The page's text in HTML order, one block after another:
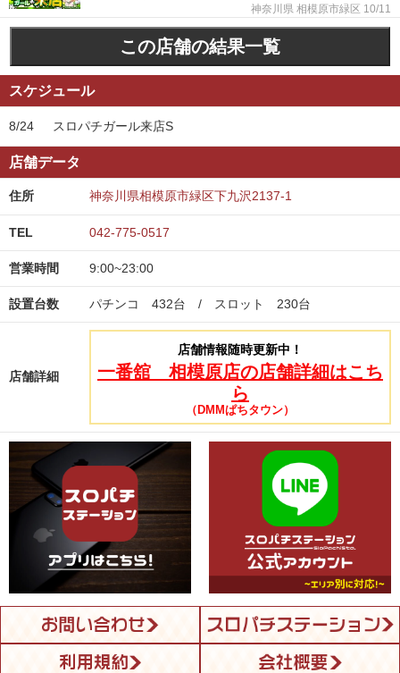
神奈川県 相模原市緑区 10/11
この店舗の結果一覧
スケジュール
8/24 スロパチガール来店S
店舗データ
住所 神奈川県相模原市緑区下九沢2137-1
TEL 042-775-0517
営業時間 9:00~23:00
設置台数 パチンコ 432台 / スロット 230台
店舗詳細
店舗情報随時更新中！
一番舘 相模原店の店舗詳細はこち
ら
（DMMぱちタウン）